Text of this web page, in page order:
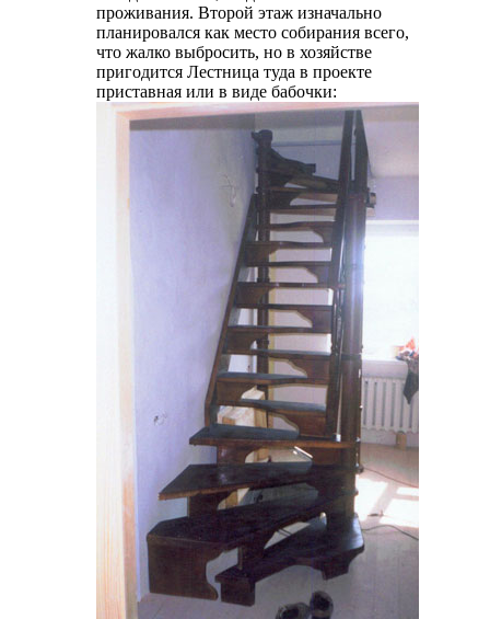
проживания. Второй этаж изначально
планировался как место собирания всего,
что жалко выбросить, но в хозяйстве
пригодится Лестница туда в проекте
приставная или в виде бабочки: